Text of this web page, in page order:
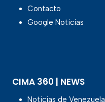
Contacto
Google Noticias
CIMA 360 | NEWS
Noticias de Venezuela